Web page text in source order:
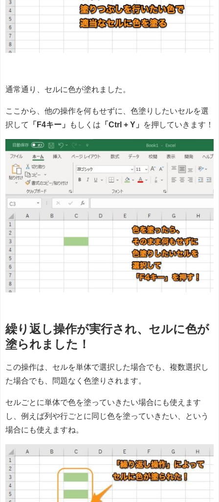
通常通り、セルに色が塗れました。
ここから、他の操作を何もせずに、色塗りしたいセルを選
択して
「F4キー」 もしくは 「Ctrl + Y」 を押していきます！
繰り返し操作が実行され、セルに色が
塗られました！
この操作は、セルを単体で選択した場合でも、複数選択し
た場合でも、問題なく色塗りされます。
セルごとに単体で色を塗っていきたい場合にも使えます
し、例えば列や行ごとに同じ色を塗っていきたい、という
場合にも使えますね。